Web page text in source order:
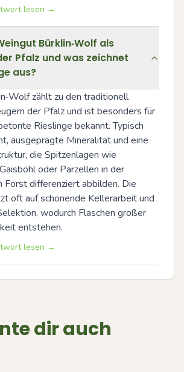
lesen →
Bürklin‑Wolf als
Pfalz und was zeichnet
aus?
zählt zu den traditionell
der Pfalz und ist besonders für
Rieslinge bekannt. Typisch
ausgeprägte Mineralität und eine
die Spitzenlagen wie
oder Parzellen in der
Forst differenziert abbilden. Die
oft auf schonende Kellerarbeit und
wodurch Flaschen großer
entstehen.
lesen →
dir auch